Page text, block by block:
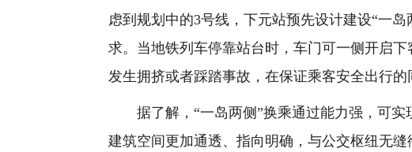
虑到规划中的3号线，下元站预先设计建设“一
求。当地铁列车停靠站台时，车门可一侧开启
发生拥挤或者踩踏事故，在保证乘客安全出行的
据了解，“一岛两侧”换乘通过能力强，可实
建筑空间更加通透、指向明确，与公交枢纽无